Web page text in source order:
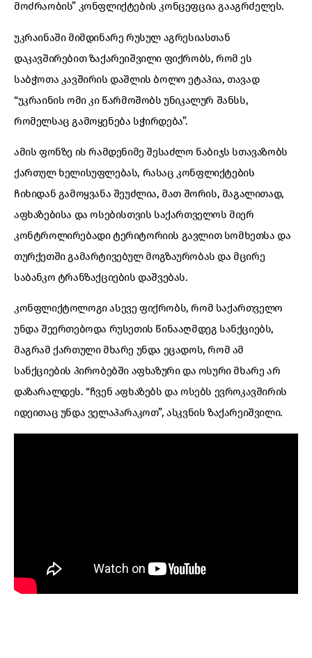
მოძრაობის” კონფლიქტების კონცეფცია გააგრძელეს.
უკრაინაში მიმდინარე რუსულ აგრესიასთან
დაკავშირებით ზაქარეიშვილი ფიქრობს, რომ ეს
საბჭოთა კავშირის დაშლის ბოლო ეტაპია, თავად
“უკრაინის ომი კი წარმოშობს უნიკალურ შანსს,
რომელსაც გამოყენება სჭირდება”.
ამის ფონზე ის რამდენიმე შესაძლო ნაბიჯს სთავაზობს
ქართულ ხელისუფლებას, რასაც კონფლიქტების
ჩიხიდან გამოყვანა შეუძლია, მათ შორის, მაგალითად,
აფხაზებისა და ოსებისთვის საქართველოს მიერ
კონტროლირებადი ტერიტორიის გავლით სომხეთსა და
თურქეთში გამარტივებულ მოგზაურობას და მცირე
საბანკო ტრანზაქციების დაშვებას.
კონფლიქტოლოგი ასევე ფიქრობს, რომ საქართველო
უნდა შეერთებოდა რუსეთის წინააღმდეგ სანქციებს,
მაგრამ ქართული მხარე უნდა ეცადოს, რომ ამ
სანქციების პირობებში აფხაზური და ოსური მხარე არ
დაზარალდეს. “ჩვენ აფხაზებს და ოსებს ევროკავშირის
იდეითაც უნდა ველაპარაკოთ”, ასკვნის ზაქარეიშვილი.